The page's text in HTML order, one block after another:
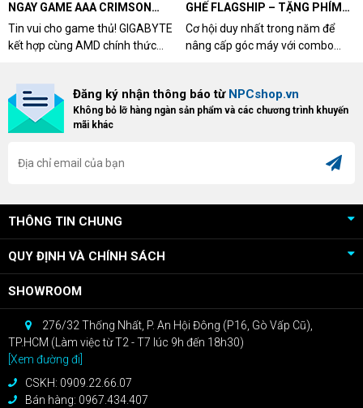
NGAY GAME AAA CRIMSON
DESERT CÙNG GIGABYTE &
AMD
Tin vui cho game thủ! GIGABYTE
kết hợp cùng AMD chính thức
khách hàng sở hữu VGA Radeon
RX 9070 / RX 9070 XT.
GHẾ FLAGSHIP – TẶNG PHÍM
CƠ XỊN
Cơ hội duy nhất trong năm để
nâng cấp góc máy với combo
dòng ghế Gaming cao cấp nhất,
bạn sẽ nhận ngay quà tặng trị giá
Đăng ký nhận thông báo từ NPCshop.vn
Không bỏ lỡ hàng ngàn sản phẩm và các chương trình khuyến
mãi khác
THÔNG TIN CHUNG
QUY ĐỊNH VÀ CHÍNH SÁCH
SHOWROOM
276/32 Thống Nhất, P. An Hội Đông (P16, Gò Vấp Cũ),
TP.HCM (Làm việc từ T2 - T7 lúc 9h đến 18h30)
[Xem đường đi]
CSKH: 0909.22.66.07
Bán hàng: 0967.434.407